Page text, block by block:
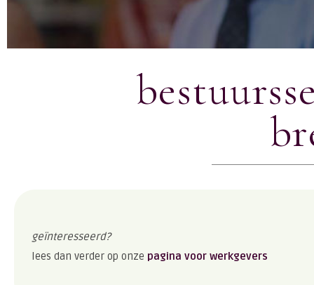
geïnteresseerd?
lees dan verder op onze pagina voor werkgevers